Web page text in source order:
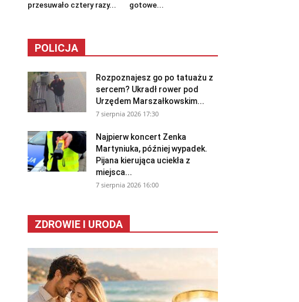
przesuwało cztery razy...
gotowe...
POLICJA
Rozpoznajesz go po tatuażu z
sercem? Ukradł rower pod
Urzędem Marszałkowskim...
7 sierpnia 2026 17:30
Najpierw koncert Zenka
Martyniuka, później wypadek.
Pijana kierująca uciekła z
miejsca...
7 sierpnia 2026 16:00
ZDROWIE I URODA